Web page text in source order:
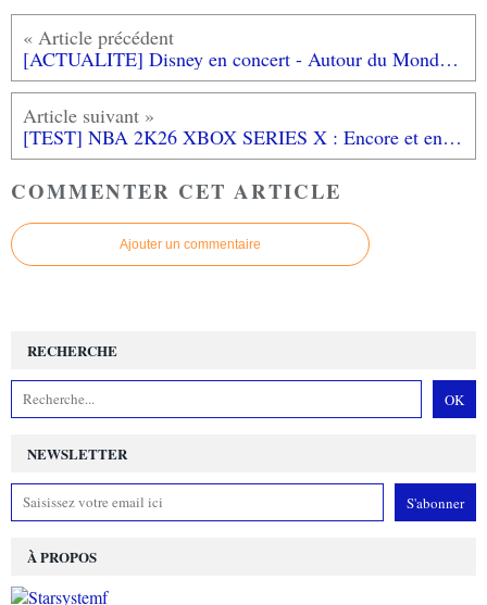
[ACTUALITE] Disney en concert - Autour du Monde en tournée dans toute la France à partir d'Octobre
[TEST] NBA 2K26 XBOX SERIES X : Encore et encore plus fort!
COMMENTER CET ARTICLE
Ajouter un commentaire
NEWSLETTER
RECHERCHE
À PROPOS